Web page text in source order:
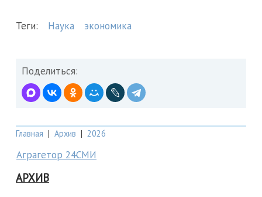
Теги: Наука экономика
Поделиться:
Главная | Архив | 2026
Аграгетор 24СМИ
АРХИВ